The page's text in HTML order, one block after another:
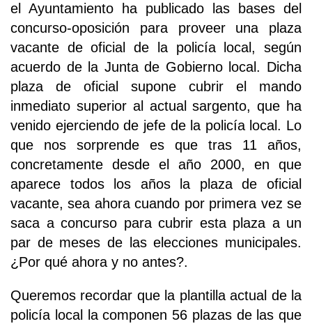
el Ayuntamiento ha publicado las bases del
concurso-oposición para proveer una plaza
vacante de oficial de la policía local, según
acuerdo de la Junta de Gobierno local. Dicha
plaza de oficial supone cubrir el mando
inmediato superior al actual sargento, que ha
venido ejerciendo de jefe de la policía local. Lo
que nos sorprende es que tras 11 años,
concretamente desde el año 2000, en que
aparece todos los años la plaza de oficial
vacante, sea ahora cuando por primera vez se
saca a concurso para cubrir esta plaza a un
par de meses de las elecciones municipales.
¿Por qué ahora y no antes?.
Queremos recordar que la plantilla actual de la
policía local la componen 56 plazas de las que